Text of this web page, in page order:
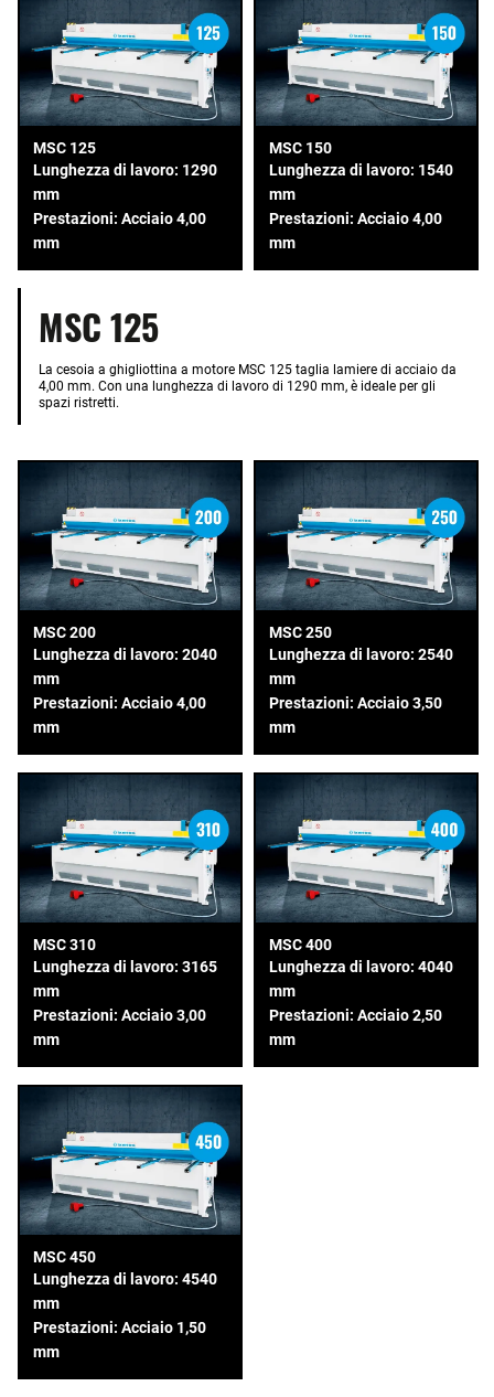
MSC 125
Lunghezza di lavoro: 1290
mm
Prestazioni: Acciaio 4,00
mm
MSC 150
Lunghezza di lavoro: 1540
mm
Prestazioni: Acciaio 4,00
mm
MSC 125
La cesoia a ghigliottina a motore MSC 125 taglia lamiere di acciaio da
4,00 mm. Con una lunghezza di lavoro di 1290 mm, è ideale per gli
spazi ristretti.
MSC 200
Lunghezza di lavoro: 2040
mm
Prestazioni: Acciaio 4,00
mm
MSC 250
Lunghezza di lavoro: 2540
mm
Prestazioni: Acciaio 3,50
mm
MSC 310
Lunghezza di lavoro: 3165
mm
Prestazioni: Acciaio 3,00
mm
MSC 400
Lunghezza di lavoro: 4040
mm
Prestazioni: Acciaio 2,50
mm
MSC 450
Lunghezza di lavoro: 4540
mm
Prestazioni: Acciaio 1,50
mm